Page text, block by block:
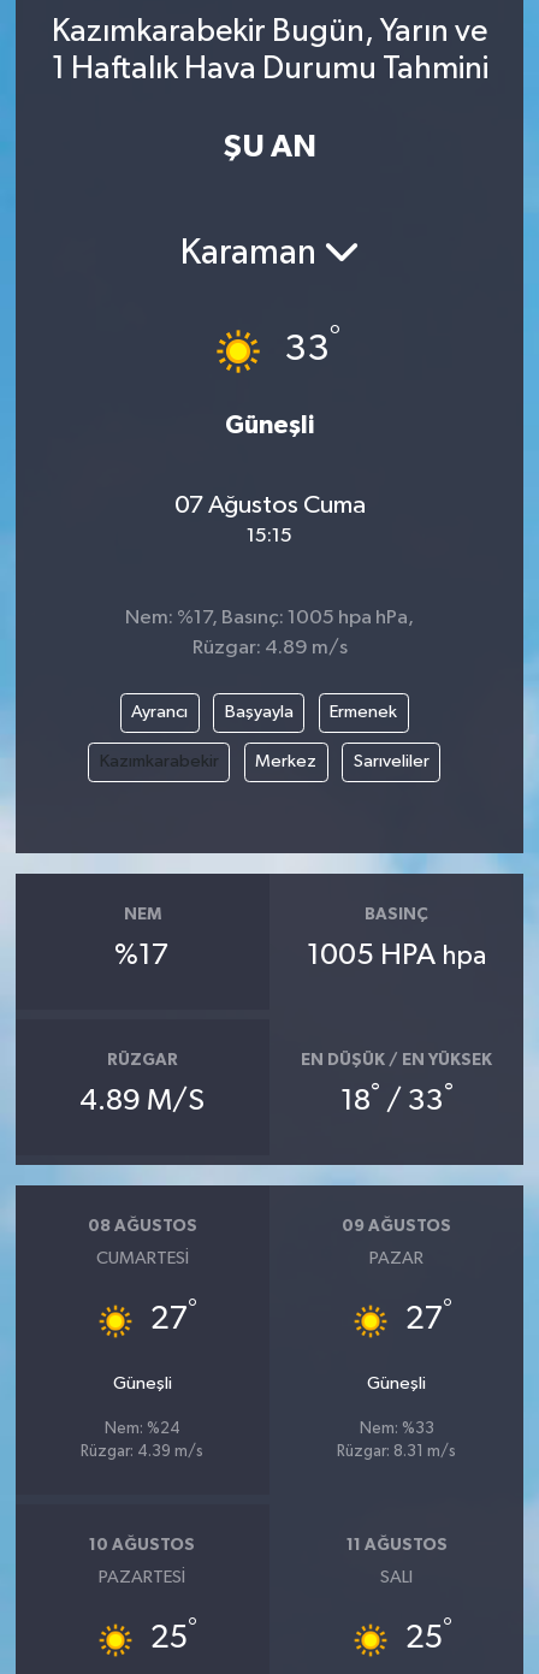
Kazımkarabekir Bugün, Yarın ve
1 Haftalık Hava Durumu Tahmini
ŞU AN
Karaman
33°
Güneşli
07 Ağustos Cuma
15:15
Nem: %17, Basınç: 1005 hpa hPa,
Rüzgar: 4.89 m/s
Ayrancı Başyayla Ermenek
Kazımkarabekir Merkez Sarıveliler
NEM
%17
BASINÇ
1005 HPA hpa
RÜZGAR
4.89 M/S
EN DÜŞÜK / EN YÜKSEK
18° / 33°
08 AĞUSTOS
CUMARTESI
27°
Güneşli
Nem: %24
Rüzgar: 4.39 m/s
09 AĞUSTOS
PAZAR
27°
Güneşli
Nem: %33
Rüzgar: 8.31 m/s
10 AĞUSTOS
PAZARTESI
25°
11 AĞUSTOS
SALI
25°
YAŞAM